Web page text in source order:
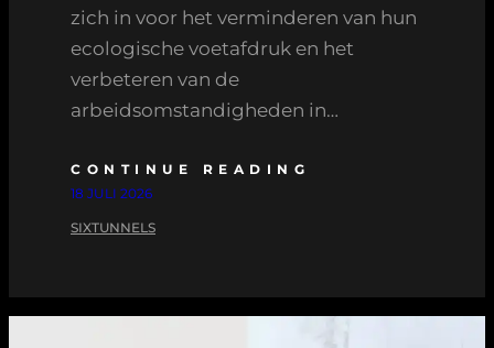
zich in voor het verminderen van hun
ecologische voetafdruk en het
verbeteren van de
arbeidsomstandigheden in…
CONTINUE READING
18 JULI 2026
SIXTUNNELS